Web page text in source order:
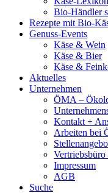
Bio-Händler
Rezepte mit Bio-
Genuss-Events
Käse & Wein
Käse & Bier
Käse &
Aktuelles
Unternehmen
ÖMA –
Kontakt +
Arbeiten bei
Impressum
AGB
Suche